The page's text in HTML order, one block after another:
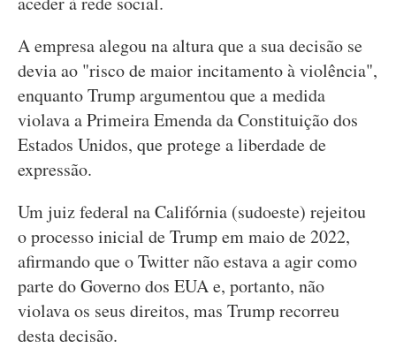
A empresa alegou na altura que a sua decisão se
devia ao "risco de maior incitamento à violência",
enquanto Trump argumentou que a medida
violava a Primeira Emenda da Constituição dos
Estados Unidos, que protege a liberdade de
expressão.
Um juiz federal na Califórnia (sudoeste) rejeitou
o processo inicial de Trump em maio de 2022,
afirmando que o Twitter não estava a agir como
parte do Governo dos EUA e, portanto, não
violava os seus direitos, mas Trump recorreu
desta decisão.